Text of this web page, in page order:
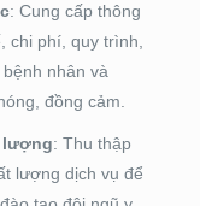
: Cung cấp thông
chi phí, quy trình,
nhân và
đồng cảm.
lượng: Thu thập
lượng dịch vụ để